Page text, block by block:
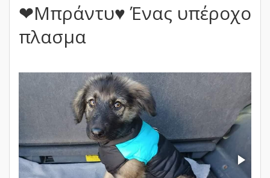
❤Μπράντυ♥️ Ένας υπέροχο
πλασμα